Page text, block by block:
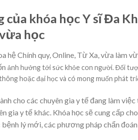
khóa học Y sĩ Đa
học
hệ Chính quy, Online, Từ Xa, vừa làm
ảnh hưởng tới sức khỏe con người. Đối
hoặc đại học và có mong muốn phát
cho các chuyên gia y tế đang làm
gia y tế khác. Khóa học sẽ cung cấp
lý mới, các phương pháp chẩn